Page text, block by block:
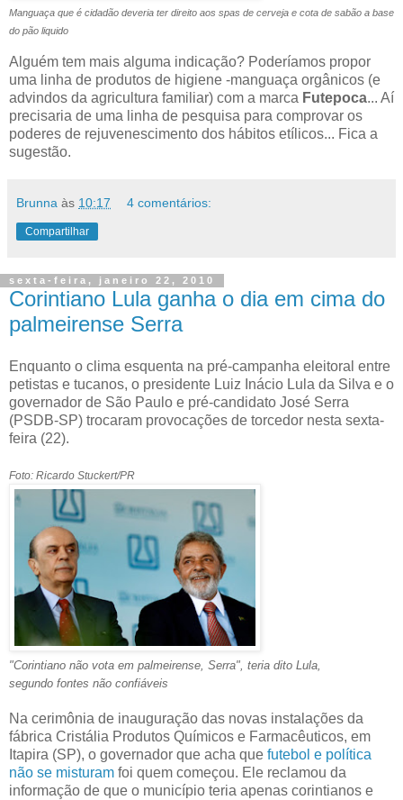
Manguaça que é cidadão deveria ter direito aos spas de cerveja e cota de sabão a base
do pão liquido
Alguém tem mais alguma indicação? Poderíamos propor
uma linha de produtos de higiene -manguaça orgânicos (e
advindos da agricultura familiar) com a marca Futepoca... Aí
precisaria de uma linha de pesquisa para comprovar os
poderes de rejuvenescimento dos hábitos etílicos... Fica a
sugestão.
Brunna às 10:17 4 comentários:
Compartilhar
sexta-feira, janeiro 22, 2010
Corintiano Lula ganha o dia em cima do
palmeirense Serra
Enquanto o clima esquenta na pré-campanha eleitoral entre
petistas e tucanos, o presidente Luiz Inácio Lula da Silva e o
governador de São Paulo e pré-candidato José Serra
(PSDB-SP) trocaram provocações de torcedor nesta sexta-
feira (22).
Foto: Ricardo Stuckert/PR
"Corintiano não vota em palmeirense, Serra", teria dito Lula,
segundo fontes não confiáveis
Na cerimônia de inauguração das novas instalações da
fábrica Cristália Produtos Químicos e Farmacêuticos, em
Itapira (SP), o governador que acha que futebol e política
não se misturam foi quem começou. Ele reclamou da
informação de que o município teria apenas corintianos e